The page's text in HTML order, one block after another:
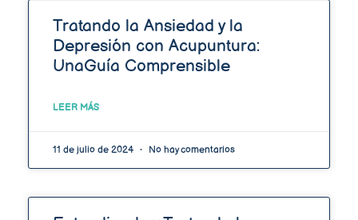
Tratando la Ansiedad y la
Depresión con Acupuntura:
UnaGuía Comprensible
LEER MÁS
11 de julio de 2024 No hay comentarios